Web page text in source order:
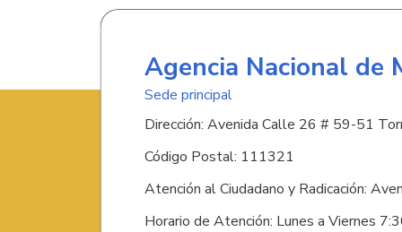
Agencia Nacional de
Sede principal
Dirección: Avenida Calle 26 # 59-51
Código Postal: 111321
Atención al Ciudadano y Radicación:
Horario de Atención: Lunes a Viernes